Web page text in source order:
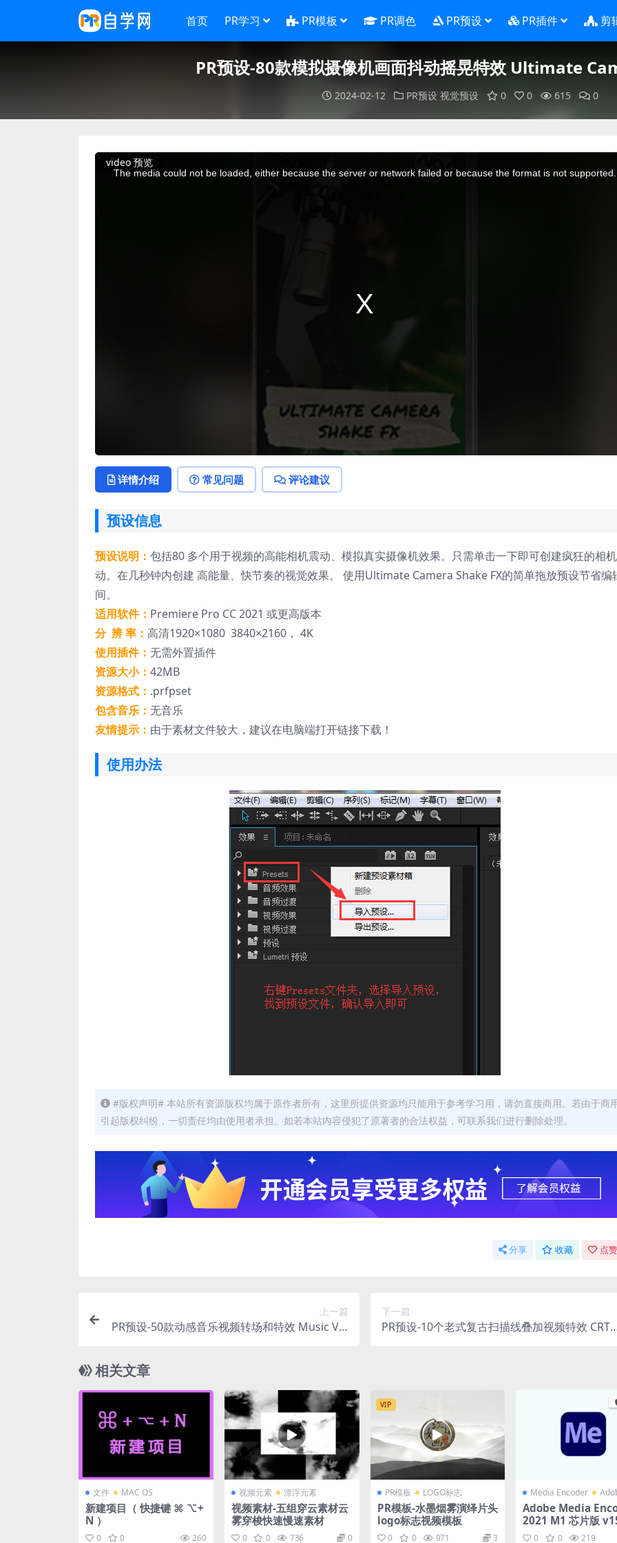
首页 PR学习 PR模板 PR调色 PR预设 PR插件 剪
PR预设-80款模拟摄像机画面抖动摇晃特效 Ultimate
2024-02-12 PR预设 视觉预设 0 0 615 0
video 预览
This
The media could not be loaded, either because the server or network failed or because the format is not supported.
详情介绍 常见问题 评论建议
预设信息
预设说明： 包括80 多个用于视频的高能相机震动、模拟真实摄像机效果。只需单击一下即可创建疯狂的相
动。在几秒钟内创建 高能量、快节奏的视觉效果。 使用Ultimate Camera Shake FX的简单拖放预设节省编
间。
适用软件： Premiere Pro CC 2021 或更高版本
分 辨 率： 高清1920×1080 3840×2160， 4K
使用插件： 无需外置插件
资源大小： 42MB
资源格式： .prfpset
包含音乐： 无音乐
友情提示： 由于素材文件较大，建议在电脑端打开链接下载！
使用办法
#版权声明# 本站所有资源版权均属于原作者所有，这里所提供资源均只能用于参考学习用，请勿直接商用。若由于商
引起版权纠纷，一切责任均由使用者承担。如若本站内容侵犯了原著者的合法权益，可联系我们进行删除处理。
分享 收藏 点
上一篇
PR预设-50款动感音乐视频转场和特效 Music Vid
下一篇
PR预设-10个老式复古扫描线叠加视频特效 CRT
相关文章
文件 MAC OS
新建项目（ 快捷键 ⌘ ⌥+
N ）
0 0 260
视频元素 漂浮元素
视频素材-五组穿云素材云
雾穿梭快速慢速素材
0 0 736 0
VIP
PR模板 LOGO标志
PR模板-水墨烟雾演绎片头
logo标志视频模板
0 0 971 3
Media Encoder
Adobe Media
2021 M1 芯片版
中文直装版
0 0 219